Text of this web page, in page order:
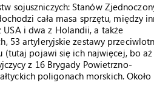
sojuszniczych: Stanów
cała masa sprzętu, między
i dwa z Holandii, a także
53 artyleryjskie zestawy
(tutaj pojawi się ich najwięcej, bo aż
z 16 Brygady Powietrzno-
poligonach morskich. Około